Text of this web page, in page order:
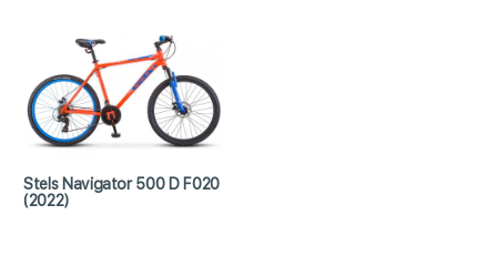
Stels Navigator 500 D F020
(2022)